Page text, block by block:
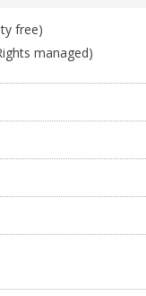
free)
managed)